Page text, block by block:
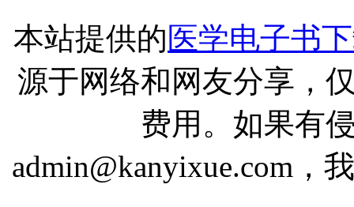
本站提供的医学电子书
源于网络和网友分享，
费用。如果有
admin@kanyixue.com，